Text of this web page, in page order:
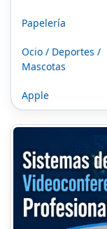
Papelería
Ocio / Deportes /
Mascotas
Apple